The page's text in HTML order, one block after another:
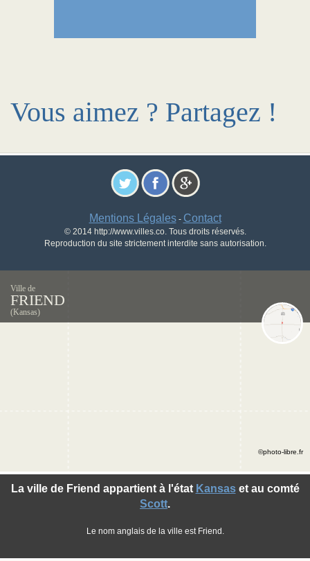
Vous aimez ? Partagez !
Mentions Légales- Contact
© 2014 http://www.villes.co. Tous droits réservés.
Reproduction du site strictement interdite sans autorisation.
Ville de
FRIEND
(Kansas)
La ville de Friend appartient à l'état Kansaset au comté
Scott.
Le nom anglais de la ville est Friend.
©photo-libre.fr